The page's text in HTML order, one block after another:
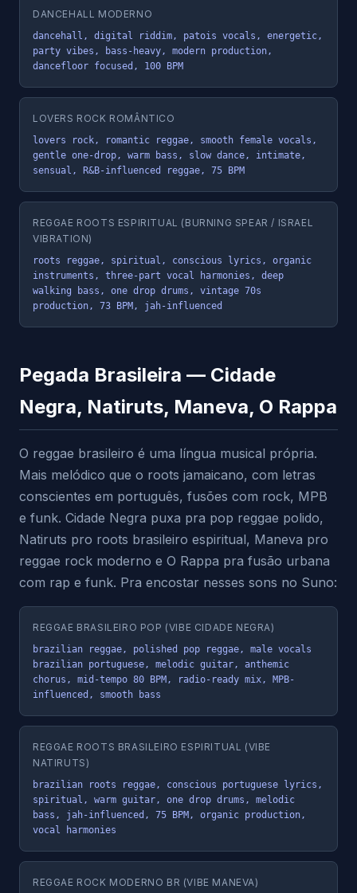
DANCEHALL MODERNO
dancehall, digital riddim, patois vocals, energetic,
party vibes, bass-heavy, modern production,
dancefloor focused, 100 BPM
LOVERS ROCK ROMÂNTICO
lovers rock, romantic reggae, smooth female vocals,
gentle one-drop, warm bass, slow dance, intimate,
sensual, R&B-influenced reggae, 75 BPM
REGGAE ROOTS ESPIRITUAL (BURNING SPEAR / ISRAEL
VIBRATION)
roots reggae, spiritual, conscious lyrics, organic
instruments, three-part vocal harmonies, deep
walking bass, one drop drums, vintage 70s
production, 73 BPM, jah-influenced
Pegada Brasileira — Cidade
Negra, Natiruts, Maneva, O Rappa
O reggae brasileiro é uma língua musical própria.
Mais melódico que o roots jamaicano, com letras
conscientes em português, fusões com rock, MPB
e funk. Cidade Negra puxa pra pop reggae polido,
Natiruts pro roots brasileiro espiritual, Maneva pro
reggae rock moderno e O Rappa pra fusão urbana
com rap e funk. Pra encostar nesses sons no Suno:
REGGAE BRASILEIRO POP (VIBE CIDADE NEGRA)
brazilian reggae, polished pop reggae, male vocals
brazilian portuguese, melodic guitar, anthemic
chorus, mid-tempo 80 BPM, radio-ready mix, MPB-
influenced, smooth bass
REGGAE ROOTS BRASILEIRO ESPIRITUAL (VIBE
NATIRUTS)
brazilian roots reggae, conscious portuguese lyrics,
spiritual, warm guitar, one drop drums, melodic
bass, jah-influenced, 75 BPM, organic production,
vocal harmonies
REGGAE ROCK MODERNO BR (VIBE MANEVA)